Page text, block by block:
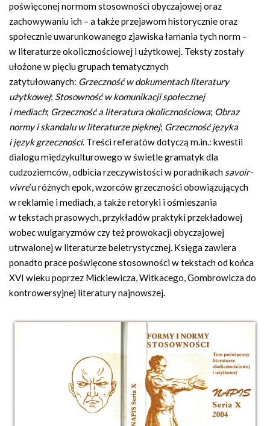
poświęconej normom stosowności obyczajowej oraz
zachowywaniu ich – a także przejawom historycznie oraz
społecznie uwarunkowanego zjawiska łamania tych norm –
w literaturze okolicznościowej i użytkowej. Teksty zostały
ułożone w pięciu grupach tematycznych
zatytułowanych: Grzeczność w dokumentach literatury
użytkowej; Stosowność w komunikacji społecznej
i mediach; Grzeczność a literatura okolicznościowa; Obraz
normy i skandalu w literaturze pięknej; Grzeczność języka
i język grzeczności. Treści referatów dotyczą m.in.: kwestii
dialogu międzykulturowego w świetle gramatyk dla
cudzoziemców, odbicia rzeczywistości w poradnikach savoir-
vivre’u różnych epok, wzorców grzeczności obowiązujących
w reklamie i mediach, a także retoryki i ośmieszania
w tekstach prasowych, przykładów praktyki przekładowej
wobec wulgaryzmów czy też prowokacji obyczajowej
utrwalonej w literaturze beletrystycznej. Księga zawiera
ponadto prace poświęcone stosowności w tekstach od końca
XVI wieku poprzez Mickiewicza, Witkacego, Gombrowicza do
kontrowersyjnej literatury najnowszej.